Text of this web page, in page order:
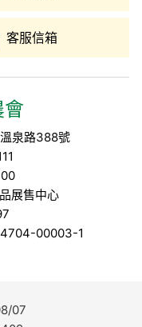
會
泉路388號
展售中心
00003-1
客服信箱
07